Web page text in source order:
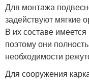
Для монтажа
задействуют мягкие
В их составе
поэтому они
необходимости
Для сооружения